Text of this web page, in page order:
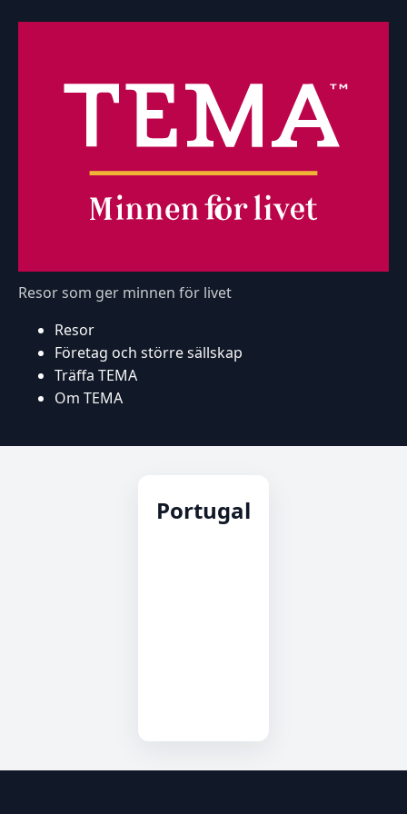
Resor som ger minnen för livet
Resor
Företag och större sällskap
Träffa TEMA
Om TEMA
Portugal